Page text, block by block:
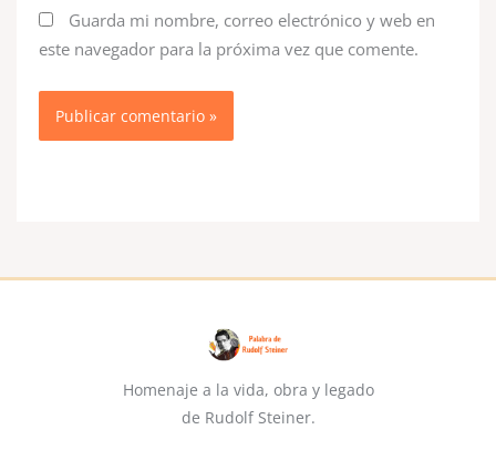
Guarda mi nombre, correo electrónico y web en
este navegador para la próxima vez que comente.
Homenaje a la vida, obra y legado
de Rudolf Steiner.